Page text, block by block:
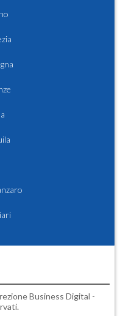
Business Digital -